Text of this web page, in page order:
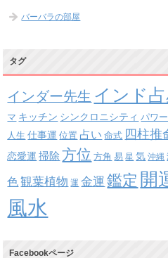
バーバラの部屋
タグ
インダー先生 インド
マ キッチン シンクロニシティ パワ
人生 仕事運 位置 占い 命式 四柱推
恋愛運 掃除 方位 方角 易 星 気 沖縄
色 観葉植物 運 金運 鑑定 開
風水
Facebookページ